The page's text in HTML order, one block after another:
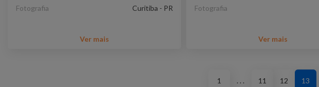
Fotografia Curitiba - PR
Ver mais
Fotografia
Ver mais
1 . . . 11 12 13